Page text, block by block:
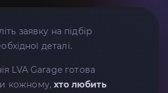
заявку на підбір
деталі.
LVA Garage готова
кожному,хто любить